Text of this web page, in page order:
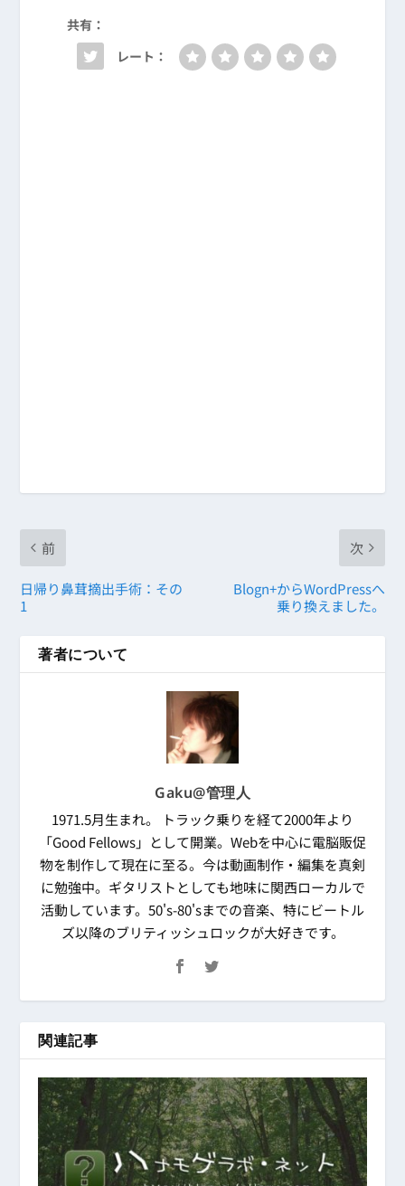
共有：
レート：
前
日帰り鼻茸摘出手術：その
1
次
Blogn+からWordPressへ
乗り換えました。
著者について
Gaku@管理人
1971.5月生まれ。 トラック乗りを経て2000年より
「Good Fellows」として開業。Webを中心に電脳販促
物を制作して現在に至る。今は動画制作・編集を真剣
に勉強中。ギタリストとしても地味に関西ローカルで
活動しています。50's-80'sまでの音楽、特にビートル
ズ以降のブリティッシュロックが大好きです。
関連記事